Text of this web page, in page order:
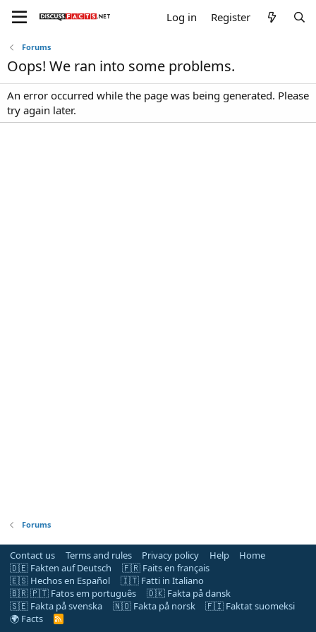
Log in Register
Forums
Oops! We ran into some problems.
An error occurred while the page was being generated. Please
try again later.
Forums
Contact us Terms and rules Privacy policy Help
Home
🇩🇪 Fakten auf Deutsch
🇫🇷 Faits en français
🇪🇸 Hechos en Español
🇮🇹 Fatti in Italiano
🇧🇷 🇵🇹 Fatos em português
🇩🇰 Fakta på dansk
🇸🇪 Fakta på svenska
🇳🇴 Fakta på norsk
🇫🇮 Faktat suomeksi
🌍 Facts
R